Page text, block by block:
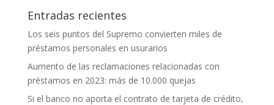
Entradas recientes
Los seis puntos del Supremo convierten miles de
préstamos personales en usurarios
Aumento de las reclamaciones relacionadas con
préstamos en 2023: más de 10.000 quejas
Si el banco no aporta el contrato de tarjeta de crédito,